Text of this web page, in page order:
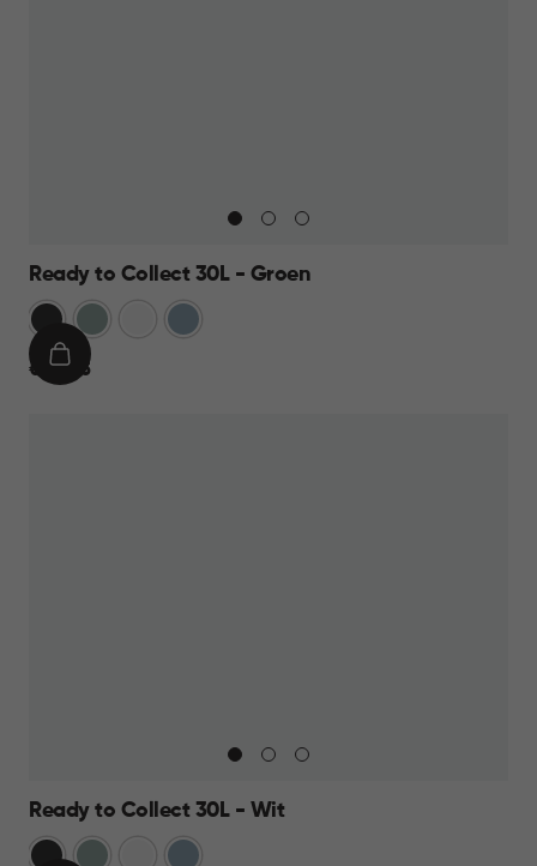
Ready to Collect 30L - Groen
Donkergrijs
Groen Blauw
€
€ 24,95
IN
Ready to Collect 30L - Wit
Donkergrijs
Groen Blauw